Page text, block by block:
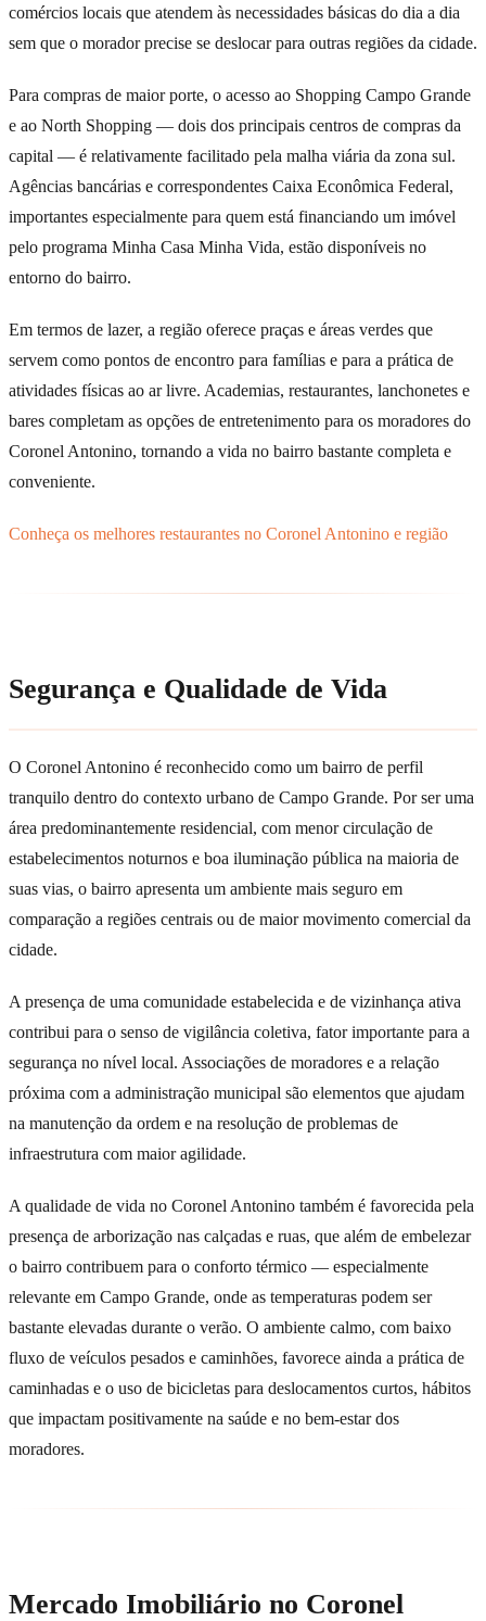
comércios locais que atendem às necessidades básicas do dia a dia
sem que o morador precise se deslocar para outras regiões da cidade.
Para compras de maior porte, o acesso ao Shopping Campo Grande
e ao North Shopping — dois dos principais centros de compras da
capital — é relativamente facilitado pela malha viária da zona sul.
Agências bancárias e correspondentes Caixa Econômica Federal,
importantes especialmente para quem está financiando um imóvel
pelo programa Minha Casa Minha Vida, estão disponíveis no
entorno do bairro.
Em termos de lazer, a região oferece praças e áreas verdes que
servem como pontos de encontro para famílias e para a prática de
atividades físicas ao ar livre. Academias, restaurantes, lanchonetes e
bares completam as opções de entretenimento para os moradores do
Coronel Antonino, tornando a vida no bairro bastante completa e
conveniente.
Conheça os melhores restaurantes no Coronel Antonino e região
Segurança e Qualidade de Vida
O Coronel Antonino é reconhecido como um bairro de perfil
tranquilo dentro do contexto urbano de Campo Grande. Por ser uma
área predominantemente residencial, com menor circulação de
estabelecimentos noturnos e boa iluminação pública na maioria de
suas vias, o bairro apresenta um ambiente mais seguro em
comparação a regiões centrais ou de maior movimento comercial da
cidade.
A presença de uma comunidade estabelecida e de vizinhança ativa
contribui para o senso de vigilância coletiva, fator importante para a
segurança no nível local. Associações de moradores e a relação
próxima com a administração municipal são elementos que ajudam
na manutenção da ordem e na resolução de problemas de
infraestrutura com maior agilidade.
A qualidade de vida no Coronel Antonino também é favorecida pela
presença de arborização nas calçadas e ruas, que além de embelezar
o bairro contribuem para o conforto térmico — especialmente
relevante em Campo Grande, onde as temperaturas podem ser
bastante elevadas durante o verão. O ambiente calmo, com baixo
fluxo de veículos pesados e caminhões, favorece ainda a prática de
caminhadas e o uso de bicicletas para deslocamentos curtos, hábitos
que impactam positivamente na saúde e no bem-estar dos
moradores.
Mercado Imobiliário no Coronel